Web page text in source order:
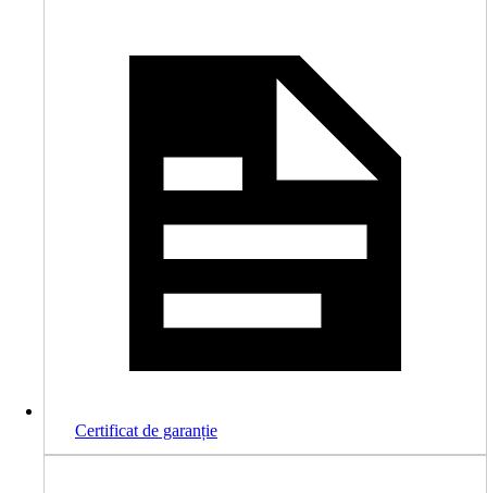
Certificat de garanție